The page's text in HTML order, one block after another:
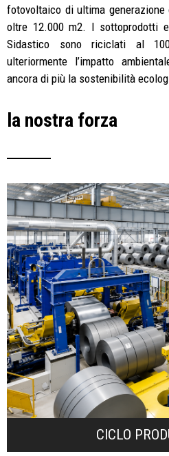
fotovoltaico di ultima
oltre 12.000 m2. I sottoprodotti
Sidastico sono riciclati al
ulteriormente l’impatto
ancora di più la sostenibilità
la nostra forza
CICLO
CICLO
Con le sue tre linee di
marcatura imballo ed
l’azienda offre servizi
investimenti in business
dei sistemi gestionali
controllo di tutti i flussi
tracciabilità hanno portato
ogni fase di processo per
le cui esigenze mutano